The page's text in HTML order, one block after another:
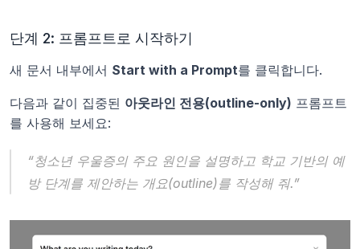
단계 2: 프롬프트로 시작하기
새 문서 내부에서 Start with a Prompt를 클릭합니다.
다음과 같이 집중된 아웃라인 전용(outline-only) 프롬프트
를 사용해 보세요:
“청소년 우울증의 주요 원인을 설명하고 학교 기반의 예
방 단계를 제안하는 개요(outline)를 작성해 줘.”